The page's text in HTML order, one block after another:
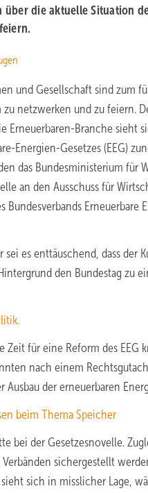
über die aktuelle Situation
und Gesellschaft sind zum
netzwerken und zu feiern.
Erneuerbaren-Branche sieht
Energien-Gesetzes (EEG)
das Bundesministerium für
an den Ausschuss für
Erneuerbare
sei es enttäuschend, dass
den Bundestag zu
Zeit für eine Reform des
nach einem
Ausbau der erneuerbaren
beim Thema Speicher
bei der Gesetzesnovelle.
sichergestellt
sieht sich in misslicher Lage,